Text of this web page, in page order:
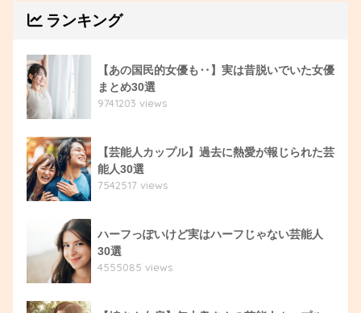
ランキング
【あの国民的女優も‥】実は昔脱いでいた女優
まとめ30選
9741203 views
【芸能人カップル】過去に熱愛が報じられた芸
能人30選
7542517 views
ハーフっぽいけど実はハーフじゃない芸能人
30選
4555085 views